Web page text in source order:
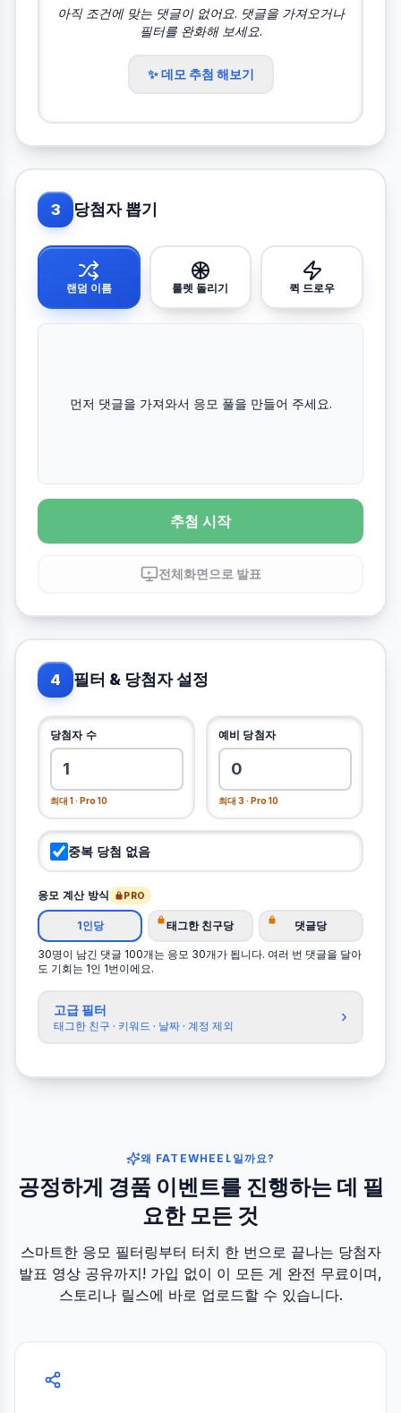
4 필터 & 당첨자 설정
당첨자 수
최대 1 · Pro 10
예비 당첨자
최대 3 · Pro 10
중복 당첨 없음
응모 계산 방식 PRO
1인당 태그한 친구당 댓글당
30명이 남긴 댓글 100개는 응모 30개가 됩니다. 여러 번 댓글을 달아
도 기회는 1인 1번이에요.
고급 필터
태그한 친구 · 키워드 · 날짜 · 계정 제외 ›
아직 조건에 맞는 댓글이 없어요. 댓글을 가져오거나
필터를 완화해 보세요.
✨ 데모 추첨 해보기
3 당첨자 뽑기
랜덤 이름 룰렛 돌리기 퀵 드로우
먼저 댓글을 가져와서 응모 풀을 만들어 주세요.
추첨 시작
전체화면으로 발표
왜 FATEWHEEL일까요?
공정하게 경품 이벤트를 진행하는 데 필
요한 모든 것
스마트한 응모 필터링부터 터치 한 번으로 끝나는 당첨자
발표 영상 공유까지! 가입 없이 이 모든 게 완전 무료이며,
스토리나 릴스에 바로 업로드할 수 있습니다.